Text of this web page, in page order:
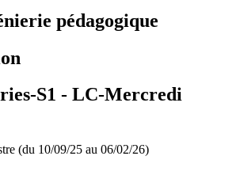
pédagogique
S1 - LC-Mercredi
(du 10/09/25 au 06/02/26)